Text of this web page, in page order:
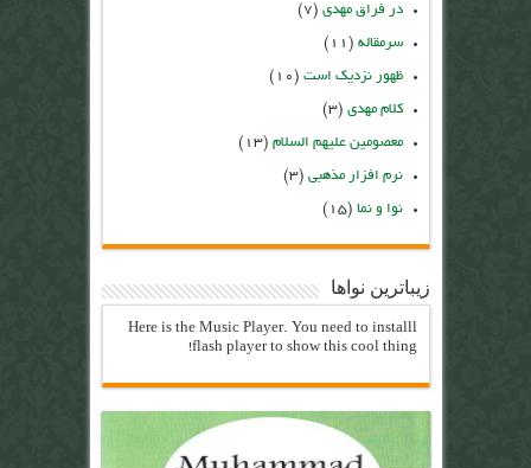
در فراق مهدی (۷)
سرمقاله (۱۱)
ظهور نزدیک است (۱۰)
کلام مهدی (۳)
معصومین علیهم السلام (۱۳)
نرم افزار مذهبی (۳)
نوا و نما (۱۵)
زیباترین نواها
Here is the Music Player. You need to installl
flash player to show this cool thing!